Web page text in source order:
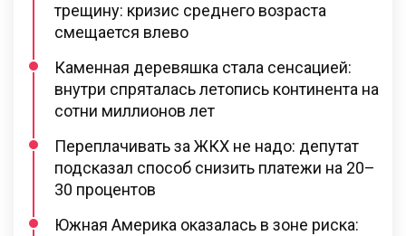
трещину: кризис среднего возраста
смещается влево
Каменная деревяшка стала сенсацией:
внутри спряталась летопись континента на
сотни миллионов лет
Переплачивать за ЖКХ не надо: депутат
подсказал способ снизить платежи на 20–
30 процентов
Южная Америка оказалась в зоне риска: